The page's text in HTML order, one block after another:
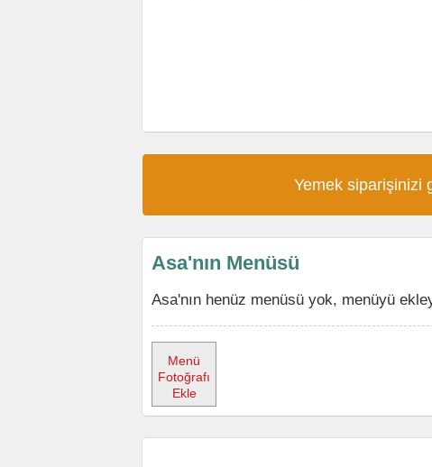
Yemek siparişinizi
Asa'nın Menüsü
Asa'nın henüz menüsü yok, menüyü
Menü
Fotoğrafı
Ekle